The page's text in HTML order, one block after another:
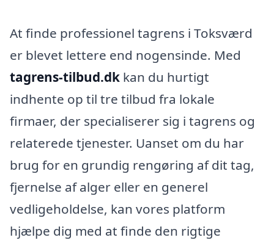
At finde professionel tagrens i Toksværd
er blevet lettere end nogensinde. Med
tagrens-tilbud.dk kan du hurtigt
indhente op til tre tilbud fra lokale
firmaer, der specialiserer sig i tagrens og
relaterede tjenester. Uanset om du har
brug for en grundig rengøring af dit tag,
fjernelse af alger eller en generel
vedligeholdelse, kan vores platform
hjælpe dig med at finde den rigtige